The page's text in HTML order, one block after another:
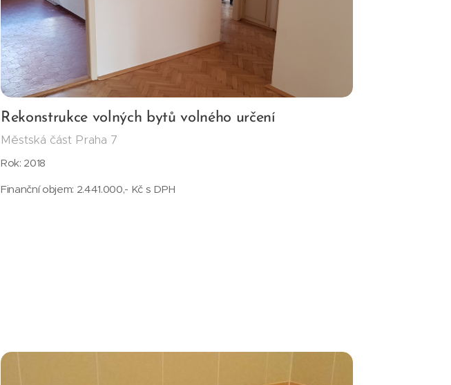
Rekonstrukce volných bytů volného určení
Městská část Praha 7
Rok: 2018
Finanční objem: 2.441.000,- Kč s DPH